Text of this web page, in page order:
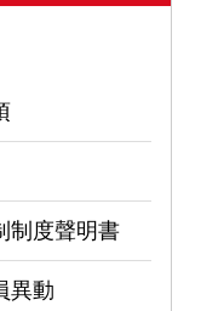
制度聲明書
異動